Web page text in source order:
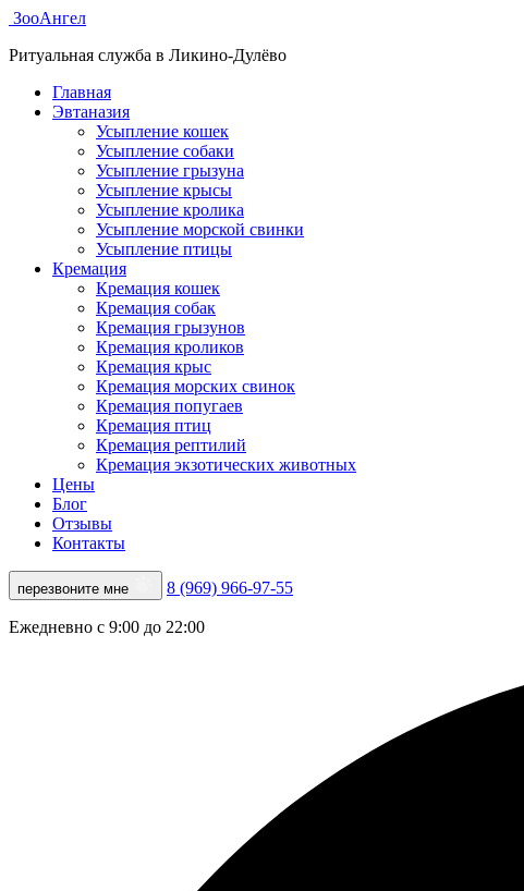
ЗооАнгел
Ритуальная служба в Ликино-Дулёво
Главная
Эвтаназия
Усыпление кошек
Усыпление собаки
Усыпление грызуна
Усыпление крысы
Усыпление кролика
Усыпление морской свинки
Усыпление птицы
Кремация
Кремация кошек
Кремация собак
Кремация грызунов
Кремация кроликов
Кремация крыс
Кремация морских свинок
Кремация попугаев
Кремация птиц
Кремация рептилий
Кремация экзотических животных
Цены
Блог
Отзывы
Контакты
перезвоните мне 8 (969) 966-97-55
Ежедневно с 9:00 до 22:00